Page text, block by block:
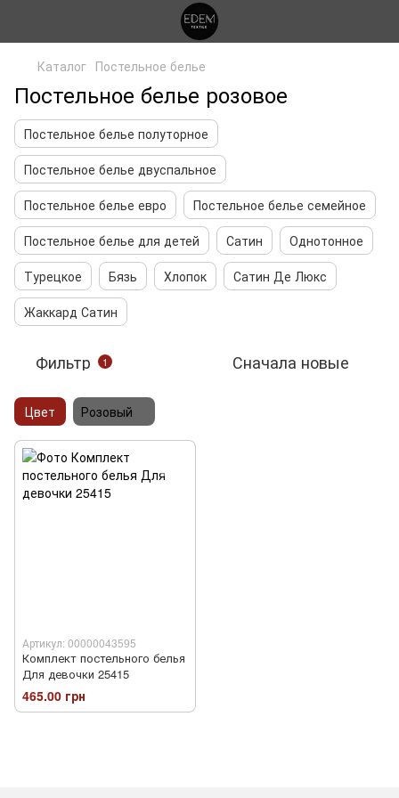
Каталог Постельное белье
Постельное белье розовое
Постельное белье полуторное
Постельное белье двуспальное
Постельное белье евро
Постельное белье семейное
Постельное белье для детей
Сатин
Однотонное
Турецкое
Бязь Хлопок
Сатин Де Люкс
Жаккард Сатин
Фильтр 1 Сначала новые
Цвет Розовый
Артикул: 00000043595
Комплект постельного белья
Для девочки 25415
465.00 грн